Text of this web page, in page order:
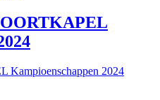
Kampioenschappen 2024